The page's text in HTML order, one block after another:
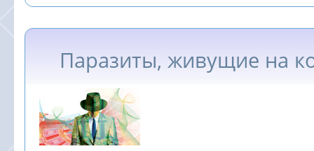
Паразиты, живущие на